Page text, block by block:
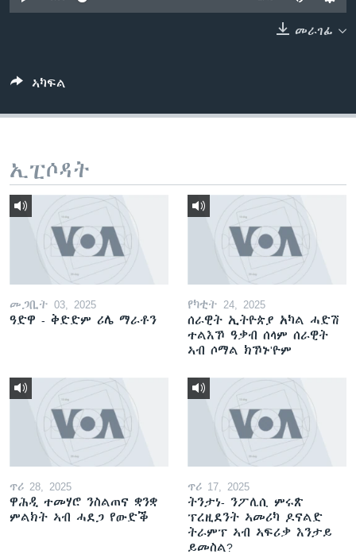
ቂሔ ጽልሚ
መራገፊ
ኣካፍል
ኢፒሶዳት
መጋቢት 03, 2025
ዓድዋ - ቅድድም ሪሌ ማራቶን
የካቲት 24, 2025
ሰራዊት ኢትዮጵያ አካል ሓድሽ
ተልእኾ ዓቃብ ሰላም ሰራዊት
ኣብ ሶማል ክኾኑ'ዮም
ጥሪ 28, 2025
ዋሕዲ ተመሃሮ ንስልጠና ቋንቋ
ምልክት ኣብ ሓደጋ የውድቕ
ጥሪ 17, 2025
ትንታነ- ንፖሊሲ ምሩጽ
ፕረዚደንት ኣመሪካ ዶናልድ
ትራምፕ ኣብ ኣፍሪቃ እንታይ
ይመስል?